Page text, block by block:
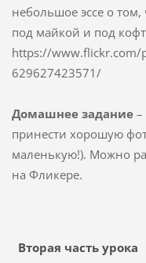
небольшое эссе о
под майкой и под
https://www.flickr.com/
629627423571/
Домашнее задание–
принести хорошую
маленькую!). Можно
на Фликере.
Вторая часть урока